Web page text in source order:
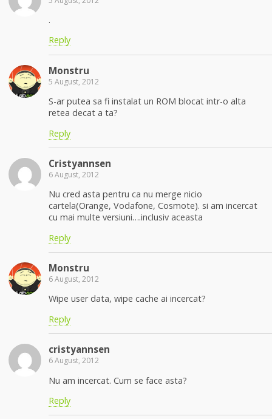
.
Reply
Monstru
5 August, 2012
S-ar putea sa fi instalat un ROM blocat intr-o alta
retea decat a ta?
Reply
Cristyannsen
6 August, 2012
Nu cred asta pentru ca nu merge nicio
cartela(Orange, Vodafone, Cosmote). si am incercat
cu mai multe versiuni….inclusiv aceasta
Reply
Monstru
6 August, 2012
Wipe user data, wipe cache ai incercat?
Reply
cristyannsen
6 August, 2012
Nu am incercat. Cum se face asta?
Reply